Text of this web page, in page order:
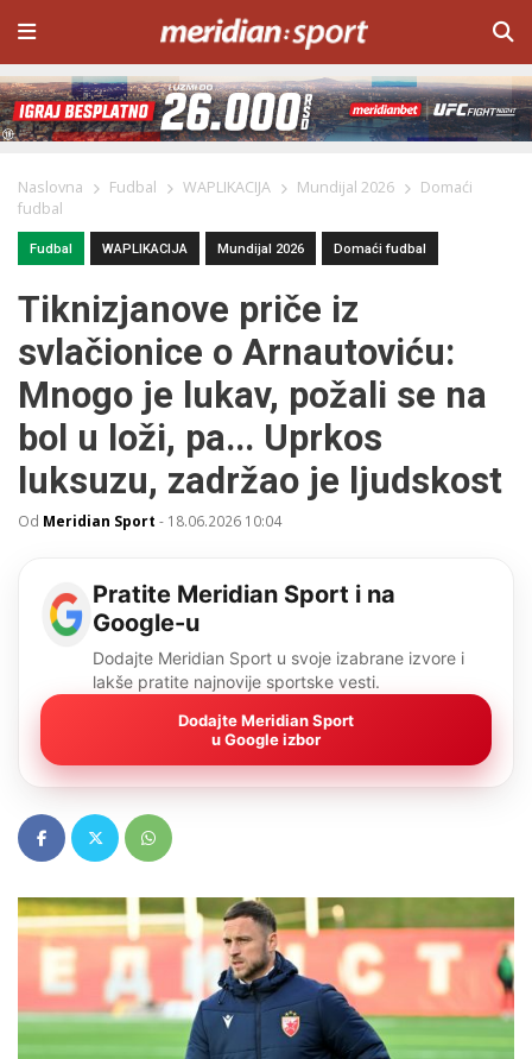
Naslovna Fudbal WAPLIKACIJA Mundijal 2026
Domaći
fudbal
Fudbal WAPLIKACIJA Mundijal 2026 Domaći fudbal
Tiknizjanove priče iz
svlačionice o Arnautoviću:
Mnogo je lukav, požali se na
bol u loži, pa... Uprkos
luksuzu, zadržao je ljudskost
Od Meridian Sport - 18.06.2026 10:04
Pratite Meridian Sport i na
Google-u
Dodajte Meridian Sport u svoje izabrane izvore i
lakše pratite najnovije sportske vesti.
Dodajte Meridian Sport
u Google izbor